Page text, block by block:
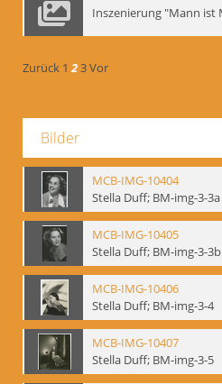
Zurück 1 23Vor
Bilder
MCB-IMG-10404
Stella Duff; BM-img-3-3a
MCB-IMG-10405
Stella Duff; BM-img-3-3b
MCB-IMG-10406
Stella Duff; BM-img-3-4
MCB-IMG-10407
Stella Duff; BM-img-3-5